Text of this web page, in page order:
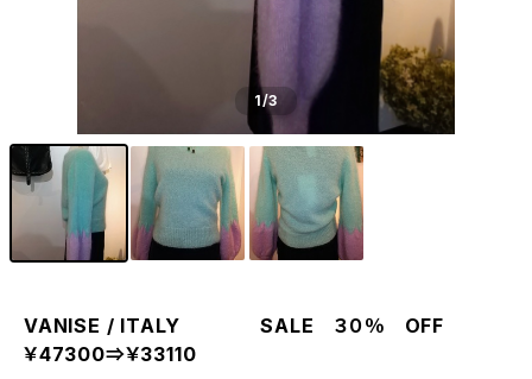
1/3
VANISE / ITALY SALE ３０％ OFF
￥47300⇒￥33110